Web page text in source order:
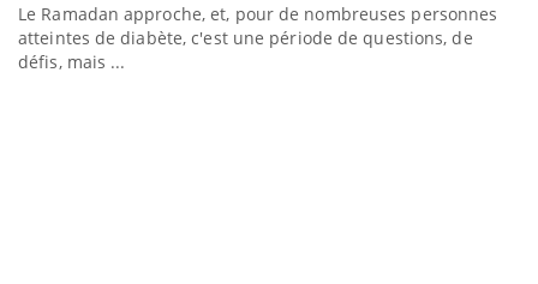
Le Ramadan approche, et, pour de nombreuses personnes
atteintes de diabète, c'est une période de questions, de
défis, mais ...